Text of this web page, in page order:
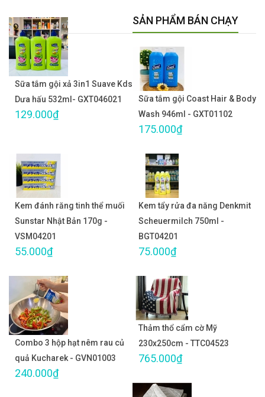
Sữa tắm gội xả 3in1 Suave Kds
Dưa hấu 532ml- GXT046021
129.000₫
SẢN PHẨM BÁN CHẠY
Sữa tắm gội Coast Hair & Body
Wash 946ml - GXT01102
175.000₫
Kem đánh răng tinh thể muối
Sunstar Nhật Bản 170g -
VSM04201
55.000₫
Kem tẩy rửa đa năng Denkmit
Scheuermilch 750ml -
BGT04201
75.000₫
Combo 3 hộp hạt nêm rau củ
quả Kucharek - GVN01003
240.000₫
Thảm thổ cẩm cờ Mỹ
230x250cm - TTC04523
765.000₫